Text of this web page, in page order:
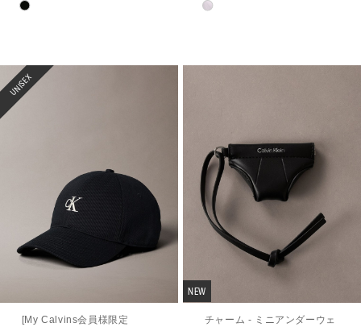
UNISEX
[My Calvins会員様限定
NEW
チャーム - ミニアンダーウェ